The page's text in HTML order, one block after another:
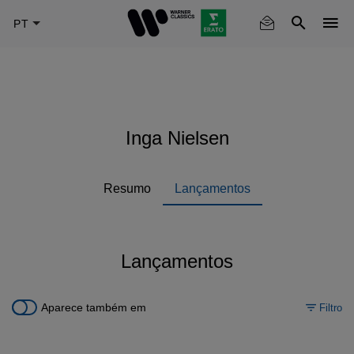
Inga Nielsen
Resumo Lançamentos
Lançamentos
Aparece também em Filtro